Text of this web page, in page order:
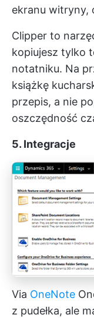
ekranu witryny,
Clipper to
kopiujesz tylko
notatniku. Na
książkę
przepis, a nie
oszczędność
5. Integracje
Via OneNote
z pudełka, ale